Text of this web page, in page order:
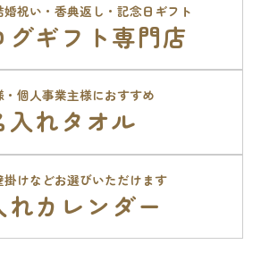
婚祝い・香典返し・記念日ギフト
グギフト専門店
・個人事業主様におすすめ
入れタオル
掛けなどお選びいただけます
れカレンダー